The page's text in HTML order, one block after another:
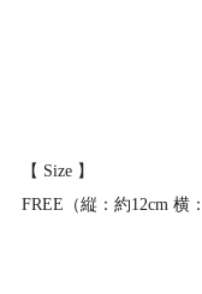
【 Size 】
FREE（縦：約12cm 横